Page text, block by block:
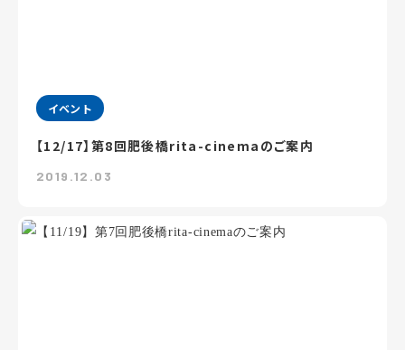
イベント
【12/17】第8回肥後橋rita-cinemaのご案内
2019.12.03